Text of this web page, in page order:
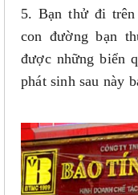
5. Bạn thử đi
con đường bạn
được những biển
phát sinh sau này